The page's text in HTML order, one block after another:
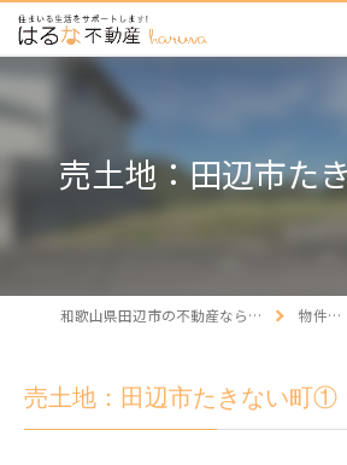
売土地：田辺市た
和歌山県田辺市の不動産ならはるな不動産 物件情報
売土地：田辺市たきない町①